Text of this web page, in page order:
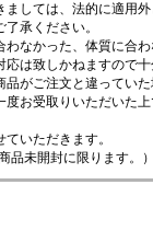
ましては、法的に適用
了承ください。
なかった、体質に合
応は致しかねますので十
がご注文と違ってい
度お受取りいただいた
ていただきます。
品未開封に限ります。）